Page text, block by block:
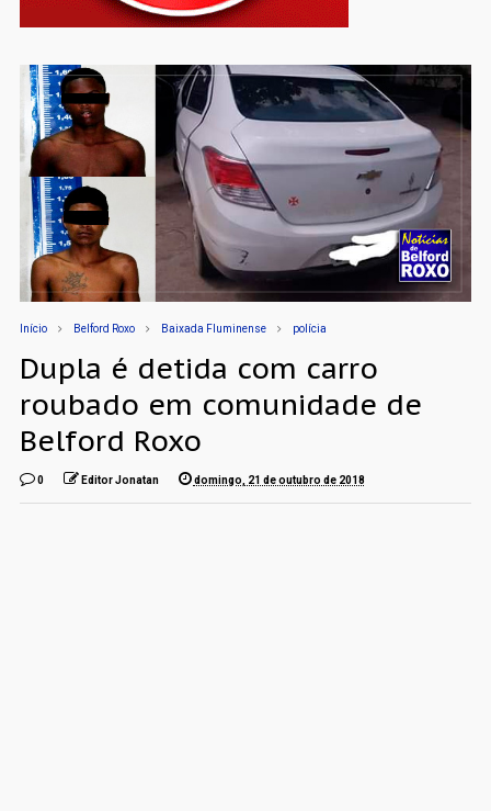
Início Belford Roxo Baixada Fluminense polícia
Dupla é detida com carro
roubado em comunidade de
Belford Roxo
0 Editor Jonatan domingo, 21 de outubro de 2018